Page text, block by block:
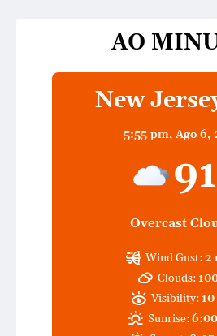
AO
New
5:55 pm, Ago 6,
91
Overcast
Wind Gust:2
Clouds:
Visibility:
Sunrise: